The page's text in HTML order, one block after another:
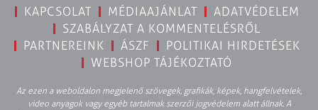
KAPCSOLAT MÉDIAAJÁNLAT
ADATVÉDELEM
SZABÁLYZAT A KOMMENTELÉSRŐL
PARTNEREINK
ÁSZF
POLITIKAI HIRDETÉSEK
WEBSHOP TÁJÉKOZTATÓ
Az ezen a weboldalon megjelenő szövegek, grafikák, képek, hangfelvételek,
video anyagok vagy egyéb tartalmak szerzői jogvédelem alatt állnak. A